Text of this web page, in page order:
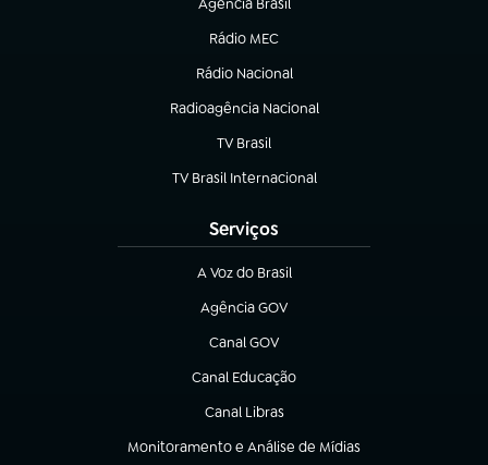
Agência Brasil
(abre em nova aba)
Rádio MEC
Rádio Nacional
(abre em nova aba)
Radioagência Nacional
(abre em nova aba)
TV Brasil
(abre em nova aba)
TV Brasil Internacional
(abre em nova aba)
Serviços
A Voz do Brasil
(abre em nova aba)
Agência GOV
(abre em nova aba)
Canal GOV
(abre em nova aba)
Canal Educação
(abre em nova aba)
Canal Libras
(abre em nova aba)
Monitoramento e Análise de Mídias
(abre em nova aba)